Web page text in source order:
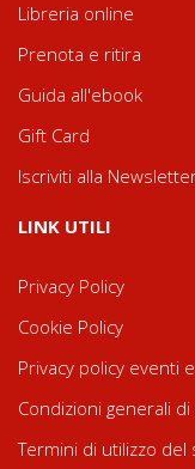
Libreria online
Prenota e ritira
Guida all'ebook
Gift Card
Iscriviti alla
LINK UTILI
Privacy Policy
Cookie Policy
Privacy policy eventi
Condizioni generali
Termini di utilizzo del